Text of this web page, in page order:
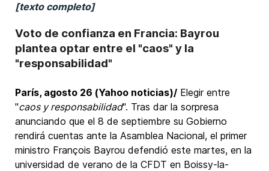
[texto completo]
Voto de confianza en Francia: Bayrou
plantea optar entre el "caos" y la
"responsabilidad"
París, agosto 26 (Yahoo noticias)/ Elegir entre
"caos y responsabilidad". Tras dar la sorpresa
anunciando que el 8 de septiembre su Gobierno
rendirá cuentas ante la Asamblea Nacional, el primer
ministro François Bayrou defendió este martes, en la
universidad de verano de la CFDT en Boissy-la-